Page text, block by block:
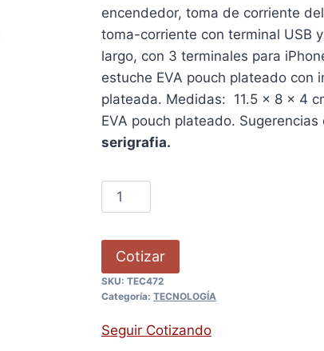
encendedor, toma de corriente
toma-corriente con terminal USB
largo, con 3 terminales para
estuche EVA pouch plateado con
plateada. Medidas: 11.5 x 8 x 4
EVA pouch plateado. Sugerencias
serigrafia.
Cotizar
SKU: TEC472
Categoría: TECNOLOGÍA
Seguir Cotizando